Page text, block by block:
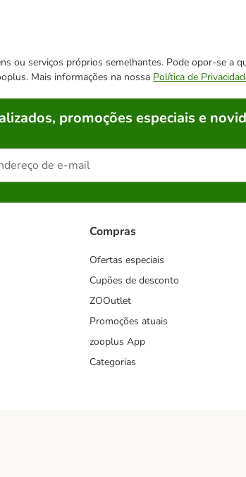
ou serviços próprios semelhantes. Pode opor-se a
Mais informações na nossa Política de
promoções especiais e
Compras
Ofertas especiais
Cupões de desconto
ZOOutlet
Promoções atuais
zooplus App
Categorias